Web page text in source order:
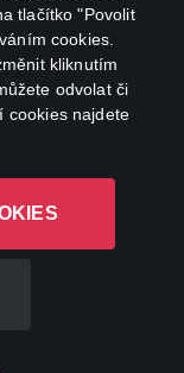
tlačítko "Povolit
cookies.
kliknutím
odvolat či
cookies najdete